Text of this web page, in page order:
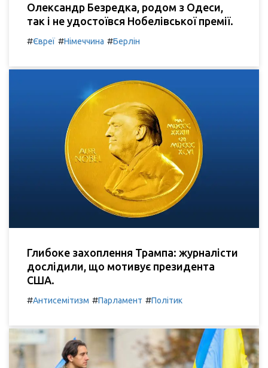
Олександр Безредка, родом з Одеси,
так і не удостоївся Нобелівської премії.
#Євреї #Німеччина #Берлін
Глибоке захоплення Трампа: журналісти
дослідили, що мотивує президента
США.
#Антисемітизм #Парламент #Політик